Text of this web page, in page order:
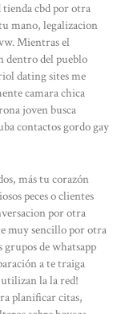
cbd por otra
mano, legalizacion
Mientras el
dentro del pueblo
dating sites me
camara chica
joven busca
contactos gordo gay
más tu corazón
peces o clientes
por otra
muy sencillo por otra
de whatsapp
a te traiga
utilizan la la red!
planificar citas,